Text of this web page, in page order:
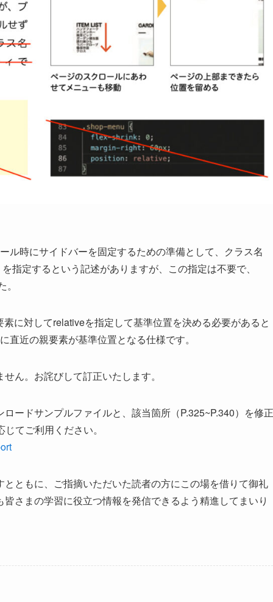
ル時にサイドバーを固定するための準備として、クラス名
指定するという記述がありますが、この指定は不要で、
に対してrelativeを指定して基準位置を決める必要があると
近の親要素が基準位置となる仕様です。
ん。お詫びして訂正いたします。
ードサンプルファイルと、該当箇所（P.325~P.340）を修正
てご利用ください。
ともに、ご指摘いただいた読者の方にこの場を借りて御礼
さまの学習に役立つ情報を発信できるよう精進してまいり